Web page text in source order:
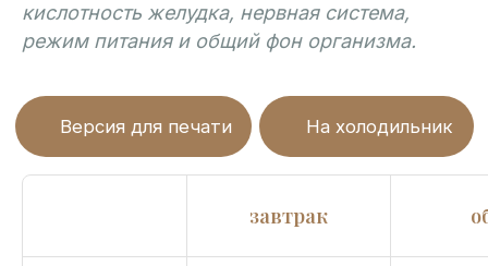
кислотность желудка, нервная система,
режим питания и общий фон организма.
завтрак